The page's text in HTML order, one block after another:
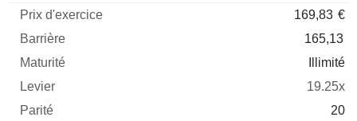
169,83 €
165,13
Illimité
19.25x
20